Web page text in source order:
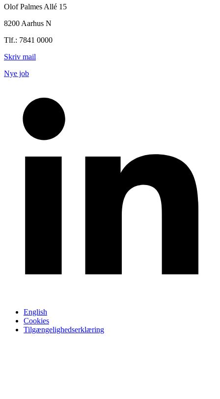
Olof Palmes Allé 15
8200 Aarhus N
Tlf.: 7841 0000
Skriv mail
Nye job
English
Cookies
Tilgængelighedserklæring